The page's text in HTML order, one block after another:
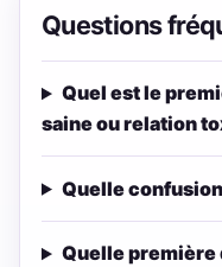
Questions
Quel est le
saine ou relation
Quelle
Quelle première